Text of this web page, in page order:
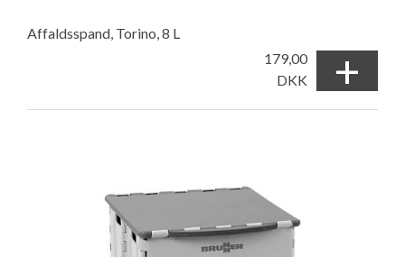
Affaldsspand, Torino, 8 L
179,00
DKK
+